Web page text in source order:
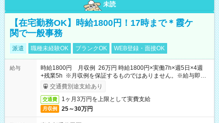
未読
【在宅勤務OK】時給1800円！17時まで＊霞ケ
関で一般事務
派遣 職種未経験OK ブランクOK WEB登録・面接OK
給与
時給1800円 月収例 26万円 時給1800円×実働7h×週5日×4週
+残業5h ※月収例を保証するものではありません。※給与即受
取りサービス利用可（利用条件有）
交通費別途支給あり
交通費 1ヶ月3万円を上限として実費支給
月収例 25～30万円